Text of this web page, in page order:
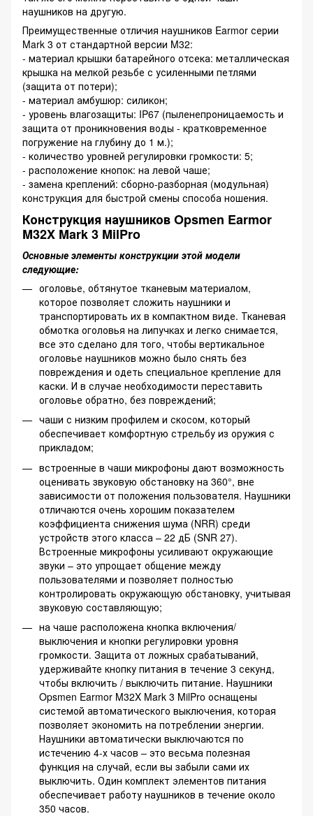
наушников на другую.
Преимущественные отличия наушников Earmor серии
Mark 3 от стандартной версии M32:
- материал крышки батарейного отсека: металлическая
крышка на мелкой резьбе с усиленными петлями
(защита от потери);
- материал амбушюр: силикон;
- уровень влагозащиты: IP67 (пыленепроницаемость и
защита от проникновения воды - кратковременное
погружение на глубину до 1 м.);
- количество уровней регулировки громкости: 5;
- расположение кнопок: на левой чаше;
- замена креплений: сборно-разборная (модульная)
конструкция для быстрой смены способа ношения.
Конструкция наушников Opsmen Earmor
M32X Mark 3 MilPro
Основные элементы конструкции этой модели
следующие:
оголовье, обтянутое тканевым материалом,
которое позволяет сложить наушники и
транспортировать их в компактном виде. Тканевая
обмотка оголовья на липучках и легко снимается,
все это сделано для того, чтобы вертикальное
оголовье наушников можно было снять без
повреждения и одеть специальное крепление для
каски. И в случае необходимости переставить
оголовье обратно, без повреждений;
чаши с низким профилем и скосом, который
обеспечивает комфортную стрельбу из оружия с
прикладом;
встроенные в чаши микрофоны дают возможность
оценивать звуковую обстановку на 360°, вне
зависимости от положения пользователя. Наушники
отличаются очень хорошим показателем
коэффициента снижения шума (NRR) среди
устройств этого класса – 22 дБ (SNR 27).
Встроенные микрофоны усиливают окружающие
звуки – это упрощает общение между
пользователями и позволяет полностью
контролировать окружающую обстановку, учитывая
звуковую составляющую;
на чаше расположена кнопка включения/
выключения и кнопки регулировки уровня
громкости. Защита от ложных срабатываний,
удерживайте кнопку питания в течение 3 секунд,
чтобы включить / выключить питание. Наушники
Opsmen Earmor M32X Mark 3 MilPro оснащены
системой автоматического выключения, которая
позволяет экономить на потреблении энергии.
Наушники автоматически выключаются по
истечению 4-х часов – это весьма полезная
функция на случай, если вы забыли сами их
выключить. Один комплект элементов питания
обеспечивает работу наушников в течение около
350 часов.